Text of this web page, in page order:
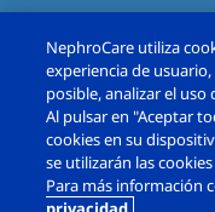
Copyright ©
NephroCare utiliza
experiencia de
posible, analizar el
Al pulsar en "Aceptar
cookies en su
se utilizarán las
Para más información